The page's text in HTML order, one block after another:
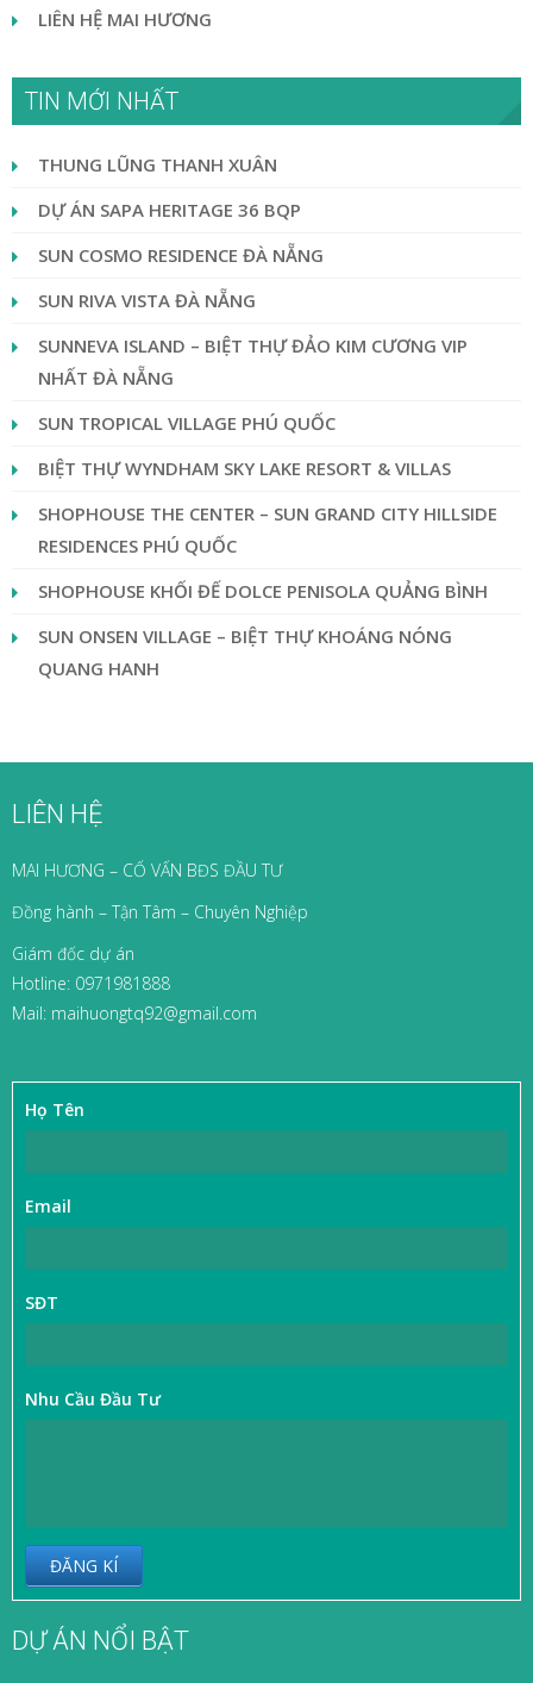
LIÊN HỆ MAI HƯƠNG
TIN MỚI NHẤT
THUNG LŨNG THANH XUÂN
DỰ ÁN SAPA HERITAGE 36 BQP
SUN COSMO RESIDENCE ĐÀ NẴNG
SUN RIVA VISTA ĐÀ NẴNG
SUNNEVA ISLAND – BIỆT THỰ ĐẢO KIM CƯƠNG VIP
NHẤT ĐÀ NẴNG
SUN TROPICAL VILLAGE PHÚ QUỐC
BIỆT THỰ WYNDHAM SKY LAKE RESORT & VILLAS
SHOPHOUSE THE CENTER – SUN GRAND CITY HILLSIDE
RESIDENCES PHÚ QUỐC
SHOPHOUSE KHỐI ĐẾ DOLCE PENISOLA QUẢNG BÌNH
SUN ONSEN VILLAGE – BIỆT THỰ KHOÁNG NÓNG
QUANG HANH
LIÊN HỆ
MAI HƯƠNG – CỐ VẤN BĐS ĐẦU TƯ
Đồng hành – Tận Tâm – Chuyên Nghiệp
Giám đốc dự án
Hotline: 0971981888
Mail: maihuongtq92@gmail.com
Họ Tên
Email
SĐT
Nhu Cầu Đầu Tư
ĐĂNG KÍ
DỰ ÁN NỔI BẬT